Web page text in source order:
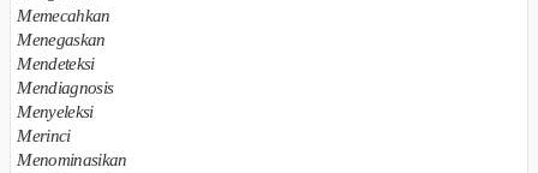
Memecahkan
Menegaskan
Mendeteksi
Mendiagnosis
Menyeleksi
Merinci
Menominasikan